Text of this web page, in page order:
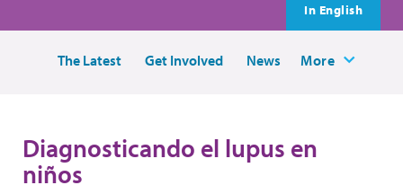
In English
The Latest Get Involved News More
Diagnosticando el lupus en
niños